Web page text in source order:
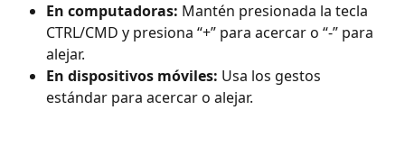
En computadoras: Mantén presionada la tecla
CTRL/CMD y presiona “+” para acercar o “-” para
alejar.
En dispositivos móviles: Usa los gestos
estándar para acercar o alejar.